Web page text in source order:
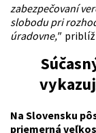
zabezpečovaní
slobodu pri
úradovne,"
Na Slovensku
priemerná